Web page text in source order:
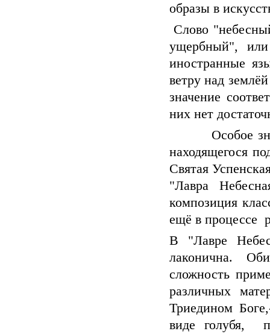
образы в
Слово
ущербный", или
иностранные
ветру над
значение
них нет
Особое
находящегося
Святая
"Лавра
композиция
ещё в процессе
В "Лавре
лаконична.
сложность
различных
Триедином
виде голубя,